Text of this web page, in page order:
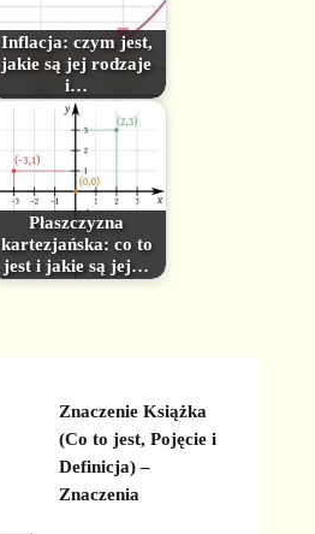
Inflacja: czym jest,
jakie są jej rodzaje
i…
Płaszczyzna
kartezjańska: co to
jest i jakie są jej…
Znaczenie Książka
(Co to jest, Pojęcie i
Definicja) –
Znaczenia